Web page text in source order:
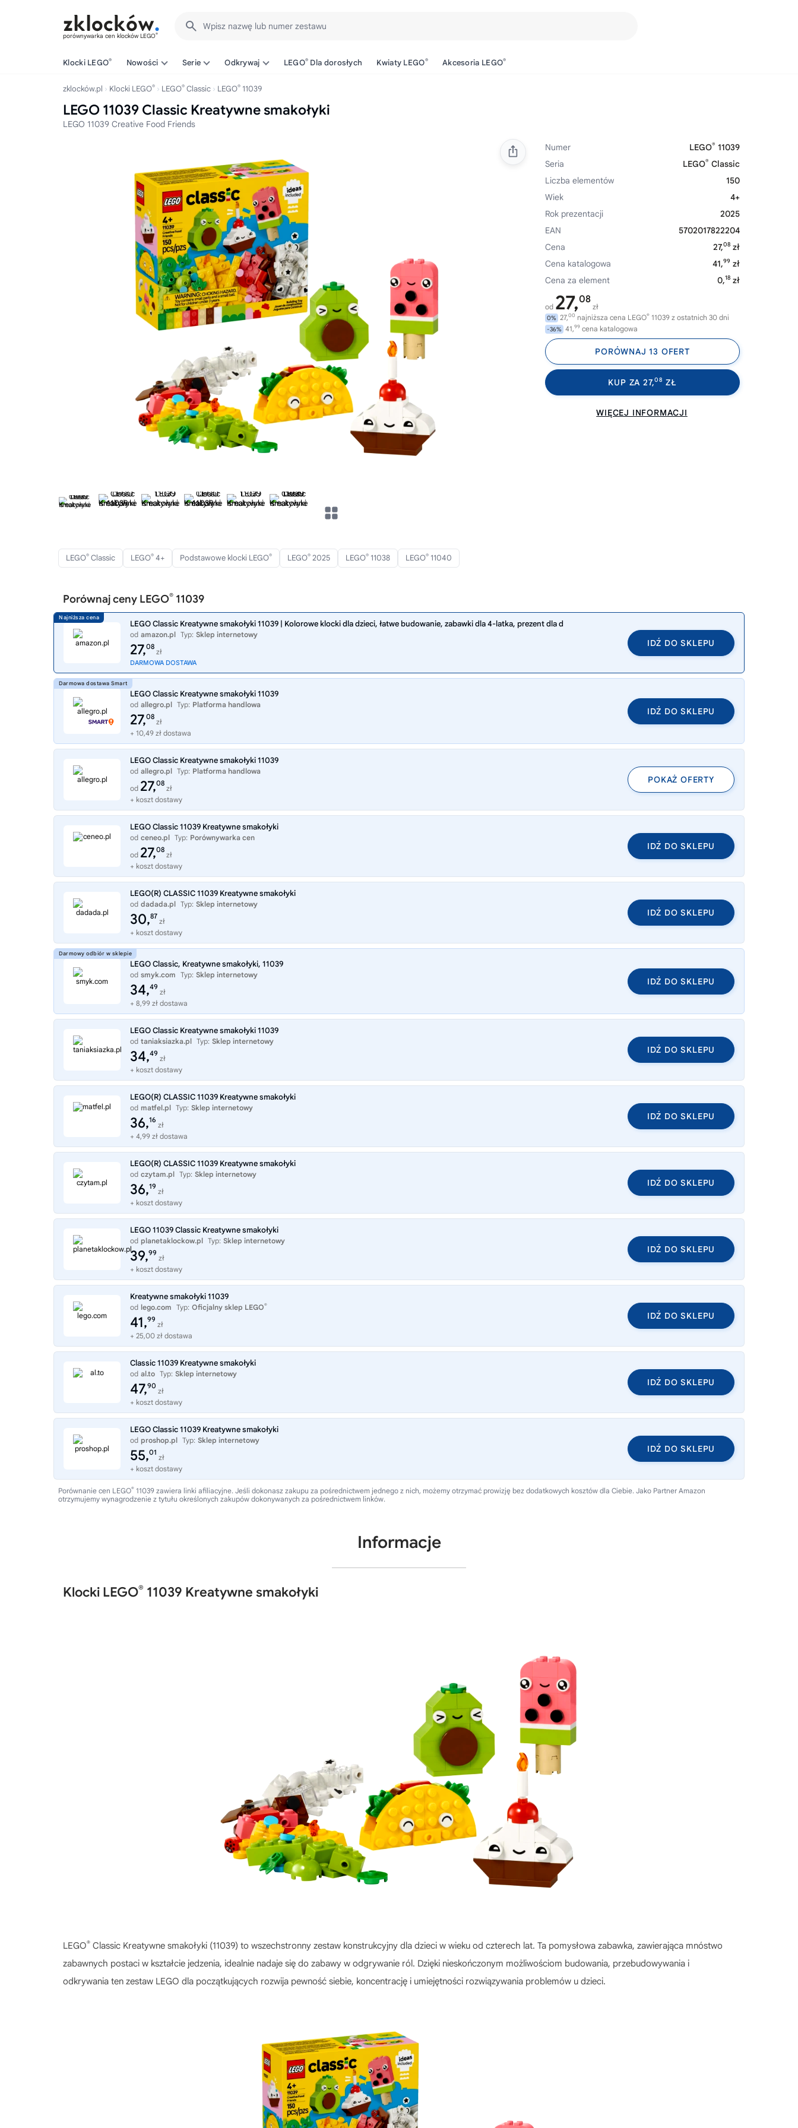
porównywarka cen klocków LEGO®
Wpisz nazwę lub numer zestawu
Klocki LEGO® Nowości Serie Odkrywaj LEGO® Dla dorosłych Kwiaty LEGO® Akcesoria LEGO®
zklocków.pl Klocki LEGO® LEGO® Classic LEGO® 11039
LEGO 11039 Classic Kreatywne smakołyki
LEGO 11039 Creative Food Friends
Numer LEGO® 11039
Seria
LEGO® Classic
Liczba elementów
150
Wiek
4+
Rok prezentacji
2025
EAN
5702017822204
Cena
27,08 zł
Cena katalogowa
41,99 zł
Cena za element
0,18 zł
od 27,08
zł
0% 27,00 najniższa cena LEGO® 11039 z ostatnich 30 dni
-36% 41,99 cena katalogowa
PORÓWNAJ 13 OFERT
KUP ZA 27,08 ZŁ
WIĘCEJ INFORMACJI
LEGO® Classic LEGO® 4+ Podstawowe klocki LEGO® LEGO® 2025 LEGO® 11038 LEGO® 11040
Porównaj ceny LEGO® 11039
LEGO Classic Kreatywne smakołyki 11039 | Kolorowe klocki dla dzieci, łatwe budowanie, zabawki dla 4-latka, prezent dla d
od amazon.pl Typ: Sklep internetowy
27,08
zł
DARMOWA DOSTAWA
IDŹ DO SKLEPU
LEGO Classic Kreatywne smakołyki 11039
od allegro.pl Typ: Platforma handlowa
27,08
zł
+ 10,49 zł dostawa
IDŹ DO SKLEPU
LEGO Classic Kreatywne smakołyki 11039
od allegro.pl Typ: Platforma handlowa
od 27,08
zł
+ koszt dostawy
POKAŻ OFERTY
LEGO Classic 11039 Kreatywne smakołyki
od ceneo.pl Typ: Porównywarka cen
od 27,08
zł
+ koszt dostawy
IDŹ DO SKLEPU
LEGO(R) CLASSIC 11039 Kreatywne smakołyki
od dadada.pl Typ: Sklep internetowy
30,87
zł
+ koszt dostawy
IDŹ DO SKLEPU
LEGO Classic, Kreatywne smakołyki, 11039
od smyk.com Typ: Sklep internetowy
34,49
zł
+ 8,99 zł dostawa
IDŹ DO SKLEPU
LEGO Classic Kreatywne smakołyki 11039
od taniaksiazka.pl Typ: Sklep internetowy
34,49
zł
+ koszt dostawy
IDŹ DO SKLEPU
LEGO(R) CLASSIC 11039 Kreatywne smakołyki
od matfel.pl Typ: Sklep internetowy
36,16
zł
+ 4,99 zł dostawa
IDŹ DO SKLEPU
LEGO(R) CLASSIC 11039 Kreatywne smakołyki
od czytam.pl Typ: Sklep internetowy
36,19
zł
+ koszt dostawy
IDŹ DO SKLEPU
LEGO 11039 Classic Kreatywne smakołyki
od planetaklockow.pl Typ: Sklep internetowy
39,99
zł
+ koszt dostawy
IDŹ DO SKLEPU
Kreatywne smakołyki 11039
od lego.com Typ: Oficjalny sklep LEGO®
41,99
zł
+ 25,00 zł dostawa
IDŹ DO SKLEPU
Classic 11039 Kreatywne smakołyki
od al.to Typ: Sklep internetowy
47,90
zł
+ koszt dostawy
IDŹ DO SKLEPU
LEGO Classic 11039 Kreatywne smakołyki
od proshop.pl Typ: Sklep internetowy
55,01
zł
+ koszt dostawy
IDŹ DO SKLEPU
Porównanie cen LEGO® 11039 zawiera linki afiliacyjne. Jeśli dokonasz zakupu za pośrednictwem jednego z nich, możemy otrzymać prowizję bez dodatkowych kosztów dla Ciebie. Jako Partner Amazon
otrzymujemy wynagrodzenie z tytułu określonych zakupów dokonywanych za pośrednictwem linków.
Informacje
Klocki LEGO® 11039 Kreatywne smakołyki
LEGO® Classic Kreatywne smakołyki (11039) to wszechstronny zestaw konstrukcyjny dla dzieci w wieku od czterech lat. Ta pomysłowa zabawka, zawierająca mnóstwo
zabawnych postaci w kształcie jedzenia, idealnie nadaje się do zabawy w odgrywanie ról. Dzięki nieskończonym możliwościom budowania, przebudowywania i
odkrywania ten zestaw LEGO dla początkujących rozwija pewność siebie, koncentrację i umiejętności rozwiązywania problemów u dzieci.